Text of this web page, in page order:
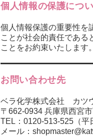
個人情報の保護につ
個人情報保護の重要性を
ことが社会的責任である
ことをお約束いたします。
お問い合わせ先
ベラ化学株式会社 カツ
〒662-0934 兵庫県西宮
TEL：0120-513-525（平
メール：